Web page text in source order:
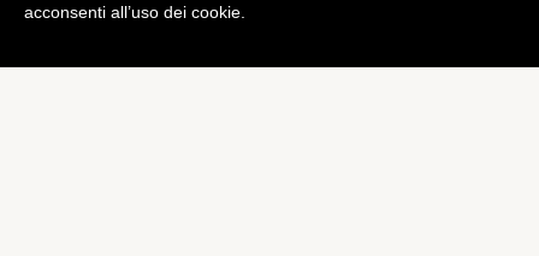
acconsenti all’uso dei cookie.